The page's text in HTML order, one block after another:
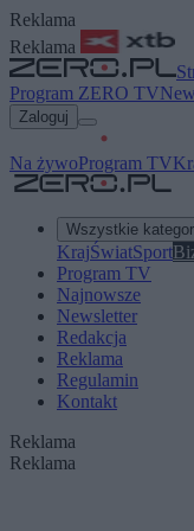
Reklama
Reklama
Program ZERO TV
Zaloguj
Na żywoProgram TV
Wszystkie
KrajŚwiatSport
Program TV
Najnowsze
Newsletter
Redakcja
Reklama
Regulamin
Kontakt
Reklama
Reklama